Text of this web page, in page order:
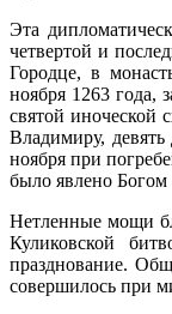
Эта
четвертой и
Городце, в
ноября 1263 года,
святой иноческой
Владимиру,
ноября при
было явлено
Нетленные мощи
Куликовской
празднование.
совершилось при